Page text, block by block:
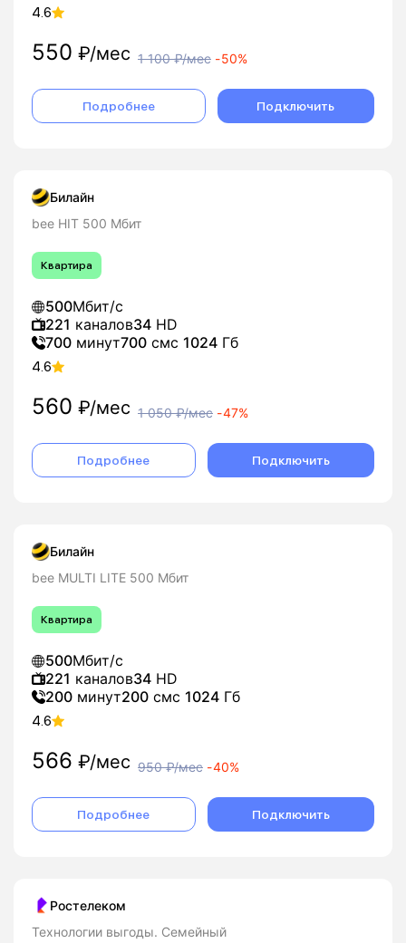
4.6
550 ₽/мес 1 100₽/мес -50%
Подробнее Подключить
Билайн
bee HIT 500 Мбит
Квартира
500Мбит/с
221 каналов34 HD
700 минут700 смс 1024 Гб
4.6
560 ₽/мес 1 050₽/мес -47%
Подробнее Подключить
Билайн
bee MULTI LITE 500 Мбит
Квартира
500Мбит/с
221 каналов34 HD
200 минут200 смс 1024 Гб
4.6
566 ₽/мес 950₽/мес -40%
Подробнее Подключить
Ростелеком
Технологии выгоды. Семейный